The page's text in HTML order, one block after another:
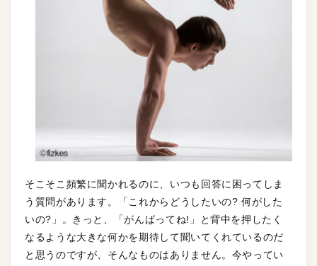
そこそこ頻繁に聞かれるのに、いつも回答に困ってしま
う質問があります。「これからどうしたいの? 何がした
いの?」。きっと、「がんばってね!」と背中を押したく
なるような大きな何かを期待して聞いてくれているのだ
と思うのですが、そんなものはありません。今やってい